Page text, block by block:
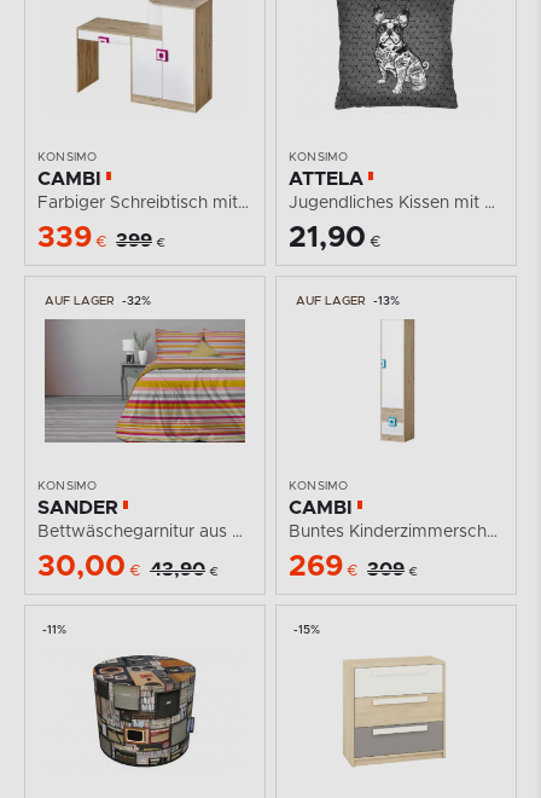
KONSIMO
CAMBI
Farbiger Schreibtisch mit Kommode für das...
339 € 399 €
KONSIMO
ATTELA
Jugendliches Kissen mit Hund schwarz und weiß
21,90 €
AUF LAGER -32%
KONSIMO
SANDER
Bettwäschegarnitur aus Baumwolle
30,00 € 43,90 €
AUF LAGER -13%
KONSIMO
CAMBI
Buntes Kinderzimmerschrank 40 cm weiß / Eiche hell /...
269 € 309 €
-11% -15%